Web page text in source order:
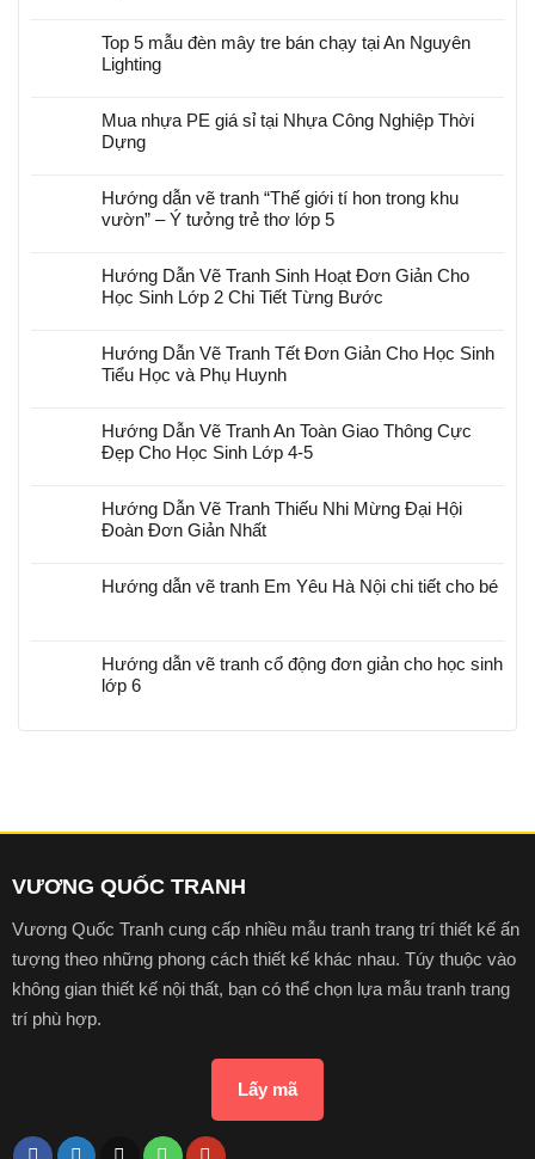
Top 5 mẫu đèn mây tre bán chạy tại An Nguyên
Lighting
Mua nhựa PE giá sỉ tại Nhựa Công Nghiệp Thời
Dựng
Hướng dẫn vẽ tranh “Thế giới tí hon trong khu
vườn” – Ý tưởng trẻ thơ lớp 5
Hướng Dẫn Vẽ Tranh Sinh Hoạt Đơn Giản Cho
Học Sinh Lớp 2 Chi Tiết Từng Bước
Hướng Dẫn Vẽ Tranh Tết Đơn Giản Cho Học Sinh
Tiểu Học và Phụ Huynh
Hướng Dẫn Vẽ Tranh An Toàn Giao Thông Cực
Đẹp Cho Học Sinh Lớp 4-5
Hướng Dẫn Vẽ Tranh Thiếu Nhi Mừng Đại Hội
Đoàn Đơn Giản Nhất
Hướng dẫn vẽ tranh Em Yêu Hà Nội chi tiết cho bé
Hướng dẫn vẽ tranh cổ động đơn giản cho học sinh
lớp 6
VƯƠNG QUỐC TRANH
Vương Quốc Tranh cung cấp nhiều mẫu tranh trang trí thiết kế ấn
tượng theo những phong cách thiết kế khác nhau. Túy thuộc vào
không gian thiết kế nội thất, bạn có thể chọn lựa mẫu tranh trang
trí phù hợp.
Lấy mã